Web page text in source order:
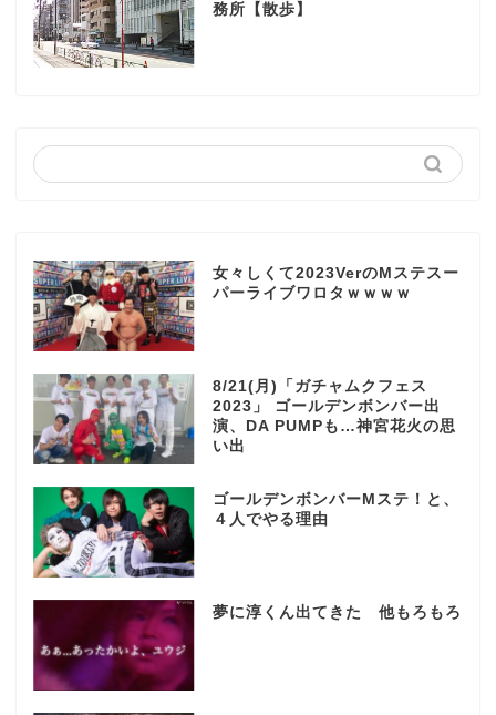
務所【散歩】
女々しくて2023VerのMステスー
パーライブワロタｗｗｗｗ
8/21(月)「ガチャムクフェス
2023」 ゴールデンボンバー出
演、DA PUMPも…神宮花火の思
い出
ゴールデンボンバーMステ！と、
４人でやる理由
夢に淳くん出てきた 他もろもろ